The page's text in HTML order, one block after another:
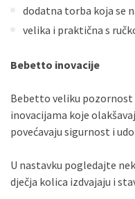
dodatna torba koja se
velika i praktična s
Bebetto inovacije
Bebetto veliku pozornost
inovacijama koje
povećavaju sigurnost i
U nastavku pogledajte
dječja kolica izdvajaju i